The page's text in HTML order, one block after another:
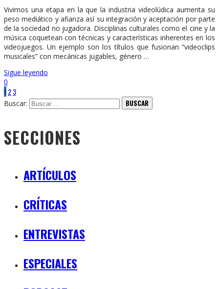
Vivimos una etapa en la que la industria videolúdica aumenta su
peso mediático y afianza así su integración y aceptación por parte
de la sociedad no jugadora. Disciplinas culturales como el cine y la
música coquetean con técnicas y características inherentes en los
videojuegos. Un ejemplo son los títulos que fusionan “videoclips
musicales” con mecánicas jugables, género …
Sigue leyendo
0
1 23
Buscar:
SECCIONES
ARTÍCULOS
CRÍTICAS
ENTREVISTAS
ESPECIALES